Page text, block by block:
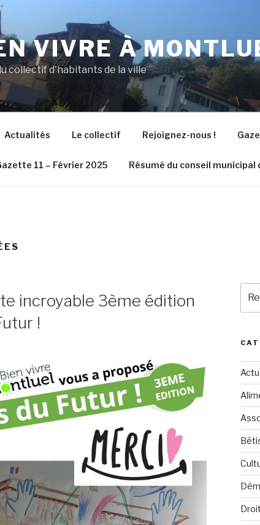
VIVRE À
collectif d'habitants de la ville
Actualités Le collectif Rejoignez-nous !
11 – Février 2025 Résumé du conseil municipal
incroyable 3ème édition
!
pour
: